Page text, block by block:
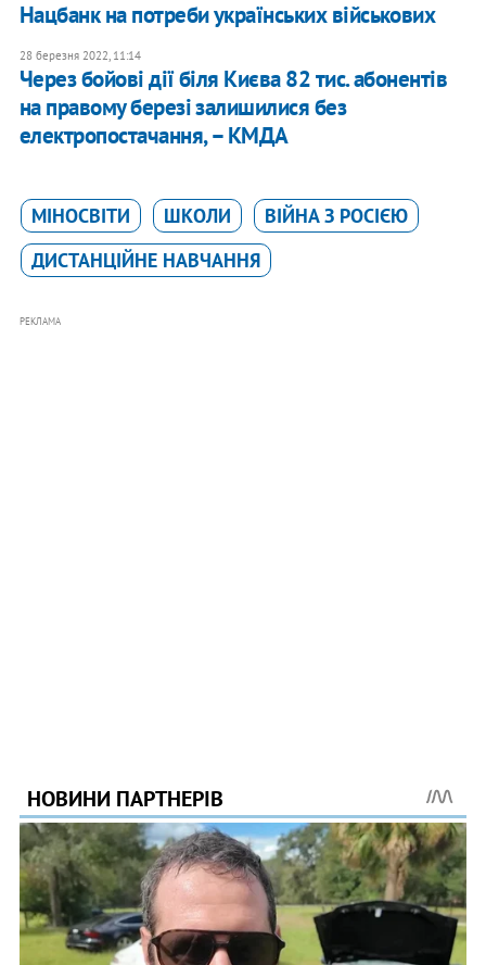
Нацбанк на потреби українських військових
28 березня 2022, 11:14
Через бойові дії біля Києва 82 тис. абонентів
на правому березі залишилися без
електропостачання, – КМДА
МІНОСВІТИ ШКОЛИ
ВІЙНА З РОСІЄЮ
ДИСТАНЦІЙНЕ НАВЧАННЯ
РЕКЛАМА